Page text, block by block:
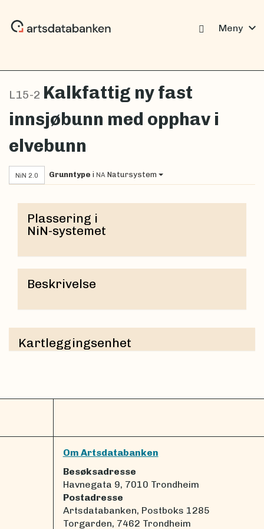
Meny expand_more
L15-2 Kalkfattig ny fast
innsjøbunn med opphav i
elvebunn
NiN 2.0 Grunntype i NA Natursystem
Plassering i
NiN-systemet
Beskrivelse
Kartleggingsenhet
Om Artsdatabanken
Besøksadresse
Havnegata 9, 7010 Trondheim
Postadresse
Artsdatabanken, Postboks 1285
Torgarden, 7462 Trondheim